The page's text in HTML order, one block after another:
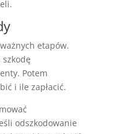
etapów.
szkodę
Potem
i ile zapłacić.
odszkodowanie